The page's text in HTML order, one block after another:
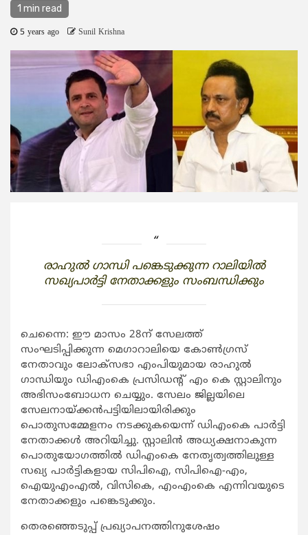
1 min read
5 years ago Sunil Krishna
രാഹുല്‍ ഗാന്ധി പങ്കെടുക്കുന്ന റാലിയില്‍
സഖ്യപാര്‍ട്ടി നേതാക്കളും സംബന്ധിക്കും
ചെന്നൈ: ഈ മാസം 28ന് സേലത്ത്
സംഘടിപ്പിക്കുന്ന മെഗാറാലിയെ കോണ്‍ഗ്രസ്
നേതാവും ലോക്സഭാ എംപിയുമായ രാഹുല്‍
ഗാന്ധിയും ഡിഎംകെ പ്രസിഡന്‍റ് എം കെ സ്റ്റാലിനും
അഭിസംബോധന ചെയ്യും. സേലം ജില്ലയിലെ
സേലനായ്ക്കന്‍പട്ടിയിലായിരിക്കും
പൊതുസമ്മേളനം നടക്കുകയെന്ന് ഡിഎംകെ പാര്‍ട്ടി
നേതാക്കള്‍ അറിയിച്ചു. സ്റ്റാലിന്‍ അധ്യക്ഷനാകുന്ന
പൊതുയോഗത്തില്‍ ഡിഎംകെ നേതൃത്വത്തിലുള്ള
സഖ്യ പാര്‍ട്ടികളായ സിപിഐ, സിപിഐ-എം,
ഐയുഎംഎല്‍, വിസികെ, എംഎംകെ എന്നിവയുടെ
നേതാക്കളും പങ്കെടുക്കും.
തെരഞ്ഞെടുപ്പ് പ്രഖ്യാപനത്തിനുശേഷം